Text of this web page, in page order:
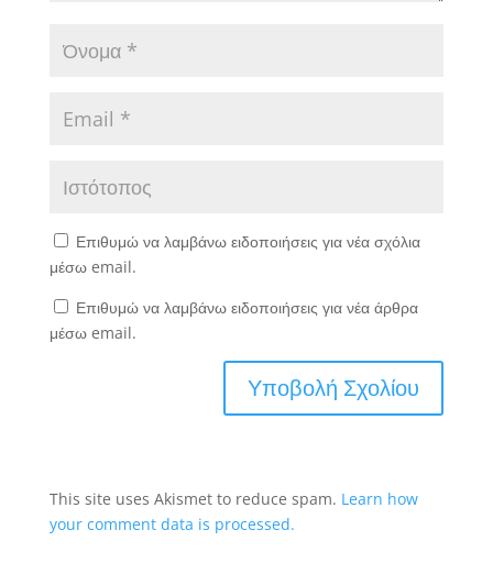
Επιθυμώ να λαμβάνω ειδοποιήσεις για νέα σχόλια
μέσω email.
Επιθυμώ να λαμβάνω ειδοποιήσεις για νέα άρθρα
μέσω email.
This site uses Akismet to reduce spam. Learn how
your comment data is processed.